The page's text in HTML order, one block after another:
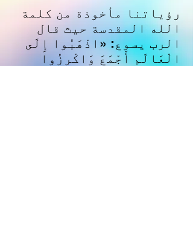
رؤياتنا مأخوذة من كلمة
الله المقدسة حيث قال
الرب يسوع: «اذْهَبُوا إِلَى
الْعَالَمِ أَجْمَعَ وَاكْرِزُوا